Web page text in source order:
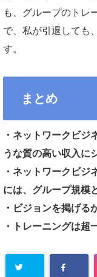
も、グループのトレ
で、私が引退しても
す。
まとめ
・ネットワークビジ
うな質の高い収入に
・ネットワークビジ
には、グループ規模
・ビジョンを掲げる
・トレーニングは超